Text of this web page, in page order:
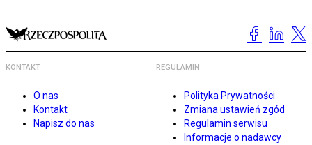
KONTAKT
O nas
Kontakt
Napisz do nas
REGULAMIN
Polityka Prywatności
Zmiana ustawień zgód
Regulamin serwisu
Informacje o nadawcy